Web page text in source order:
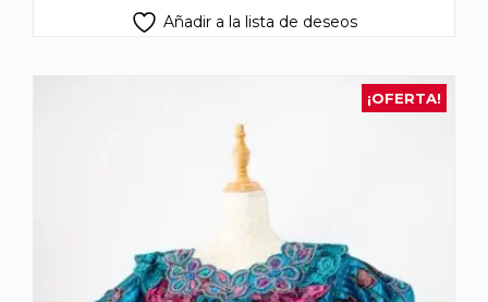
Añadir a la lista de deseos
¡OFERTA!